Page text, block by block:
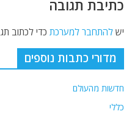
כתיבת תגובה
ישלהתחבר למערכת כדי לכתוב
מדורי כתבות נוספים
חדשות מהעולם
כללי